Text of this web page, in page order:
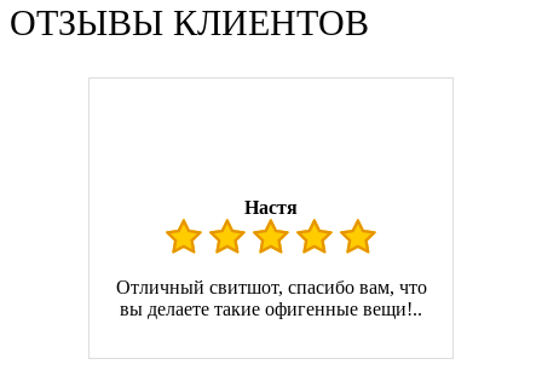
ОТЗЫВЫ КЛИЕНТОВ
Настя
Отличный свитшот, спасибо вам, что
вы делаете такие офигенные вещи!..